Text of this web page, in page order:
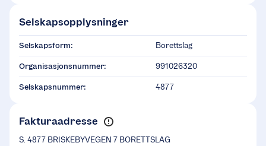
Selskapsopplysninger
Selskapsform: Borettslag
Organisasjonsnummer: 991026320
Selskapsnummer: 4877
Fakturaadresse
S. 4877 BRISKEBYVEGEN 7 BORETTSLAG